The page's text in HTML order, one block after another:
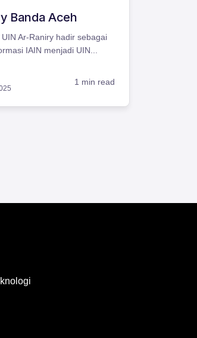
Banda Aceh
Ar-Raniry hadir sebagai
IAIN menjadi UIN...
1 min read